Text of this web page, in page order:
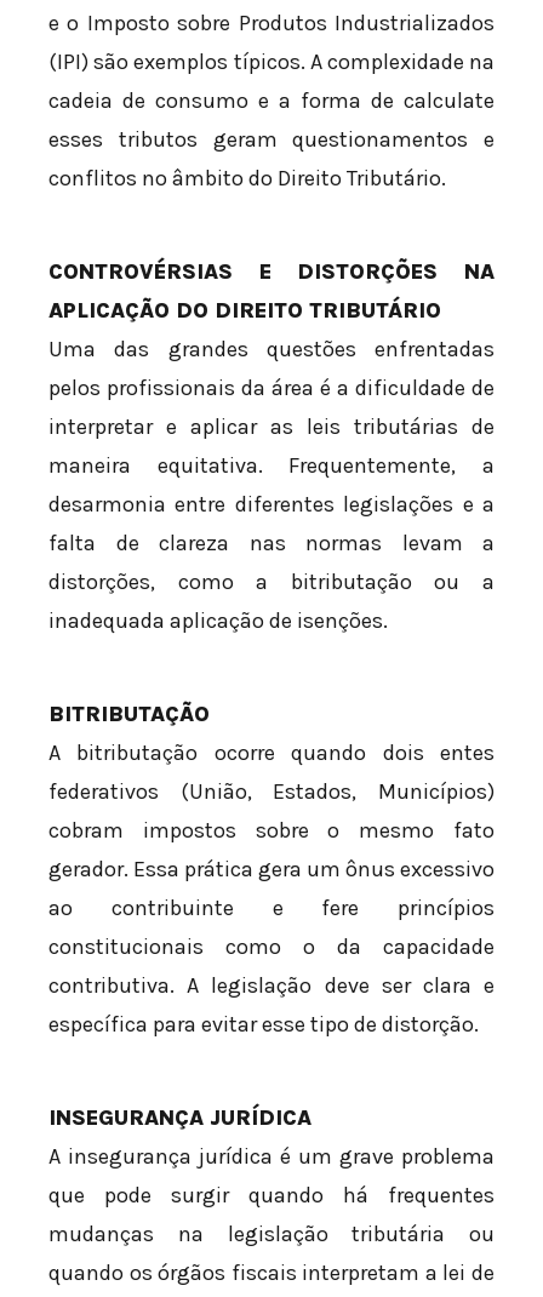
e o Imposto sobre Produtos Industrializados
(IPI) são exemplos típicos. A complexidade na
cadeia de consumo e a forma de calculate
esses tributos geram questionamentos e
conflitos no âmbito do Direito Tributário.
CONTROVÉRSIAS E DISTORÇÕES NA
APLICAÇÃO DO DIREITO TRIBUTÁRIO
Uma das grandes questões enfrentadas
pelos profissionais da área é a dificuldade de
interpretar e aplicar as leis tributárias de
maneira equitativa. Frequentemente, a
desarmonia entre diferentes legislações e a
falta de clareza nas normas levam a
distorções, como a bitributação ou a
inadequada aplicação de isenções.
BITRIBUTAÇÃO
A bitributação ocorre quando dois entes
federativos (União, Estados, Municípios)
cobram impostos sobre o mesmo fato
gerador. Essa prática gera um ônus excessivo
ao contribuinte e fere princípios
constitucionais como o da capacidade
contributiva. A legislação deve ser clara e
específica para evitar esse tipo de distorção.
INSEGURANÇA JURÍDICA
A insegurança jurídica é um grave problema
que pode surgir quando há frequentes
mudanças na legislação tributária ou
quando os órgãos fiscais interpretam a lei de